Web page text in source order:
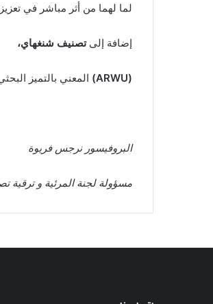
لما لهما من أثر مباشر في تعزيز
إضافة إلىتصنيف شنغهاي،
(ARWU) المعني بالتميز
البروفيسور نرجس فريوة
مسؤولة لجنة المرئية و ترقية